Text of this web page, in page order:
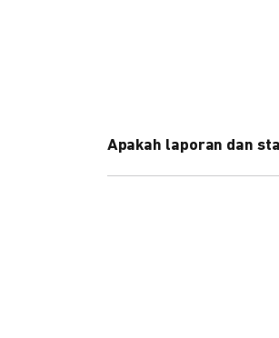
Apakah laporan dan